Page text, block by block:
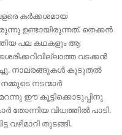
കര്‍ക്കശമായ
ഉണ്ടായിരുന്നത്. തെക്കന്‍
പല കഥകളും ആ
വടക്കന്‍
നാലരങ്ങുകൾ കൂടുതൽ
നടന്മാർ
മറന്നു ഈ കൂട്ടിക്കൊടുപ്പിനു
തോന്നിയ വിധത്തില്‍ പാടി.
വഴിമാറി തുടങ്ങി.